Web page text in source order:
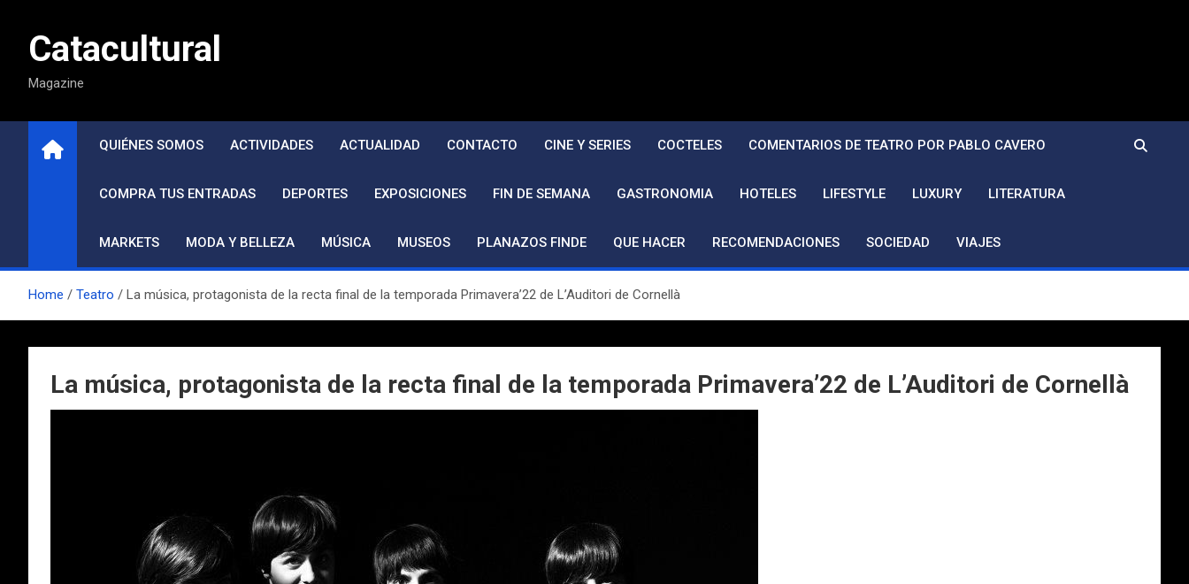
contenidoCatacultural
Magazine
QUIÉNES SOMOS ACTIVIDADES ACTUALIDAD CONTACTO CINE Y SERIES COCTELES COMENTARIOS DE TEATRO POR PABLO CAVERO
COMPRA TUS ENTRADAS DEPORTES EXPOSICIONES FIN DE SEMANA GASTRONOMIA HOTELES LIFESTYLE LUXURY LITERATURA
MARKETS MODA Y BELLEZA MÚSICA MUSEOS PLANAZOS FINDE QUE HACER RECOMENDACIONES SOCIEDAD VIAJES
Home Teatro La música, protagonista de la recta final de la temporada Primavera’22 de L’Auditori de Cornellà
La música, protagonista de la recta final de la temporada Primavera’22 de L’Auditori de Cornellà